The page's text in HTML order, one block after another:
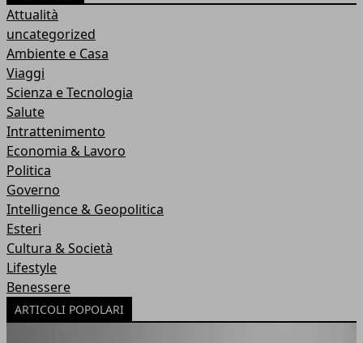
Attualità
uncategorized
Ambiente e Casa
Viaggi
Scienza e Tecnologia
Salute
Intrattenimento
Economia & Lavoro
Politica
Governo
Intelligence & Geopolitica
Esteri
Cultura & Società
Lifestyle
Benessere
ARTICOLI POPOLARI